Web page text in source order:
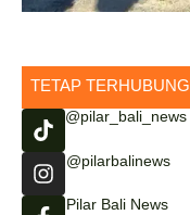
TETAP TERHUBUNG
@pilar_bali_news
@pilarbalinews
Pilar Bali News